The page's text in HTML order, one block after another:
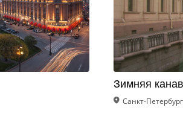
Зимняя
Санкт-